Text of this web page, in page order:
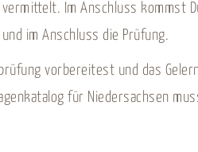
Im Anschluss kommst
im Anschluss die Prüfung.
vorbereitest und das
für Niedersachsen